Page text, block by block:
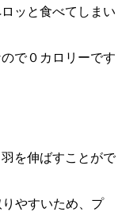
ッと食べてしまい
で０カロリーです
を伸ばすことがで
やすいため、プ